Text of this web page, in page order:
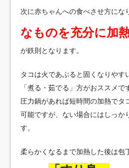
次に赤ちゃんへの食べさせ方にな
なものを充分に加
が鉄則となります。
タコは火であぶると固くなりやす
「煮る・茹でる」方がおススメで
圧力鍋があれば短時間の加熱でタ
可能ですが、ない場合にはしっか
す。
柔らかくなるまで加熱した後は包